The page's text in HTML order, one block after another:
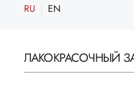
RU EN
ЛАКОКРАСОЧНЫЙ